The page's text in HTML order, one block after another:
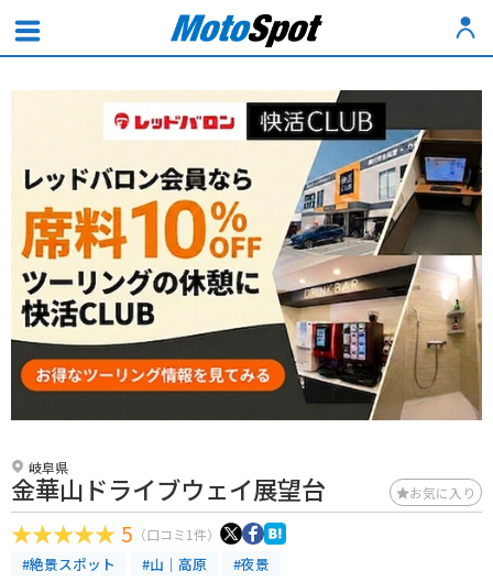
岐阜県
金華山ドライブウェイ展望台 お気に入り
5 （口コミ1件）
#絶景スポット #山｜高原 #夜景